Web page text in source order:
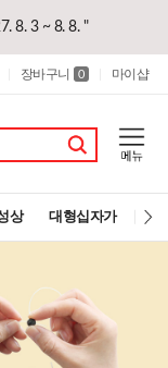
8. 3 ~ 8. 8. "
장바구니 0 마이샵
상 대형십자가 레